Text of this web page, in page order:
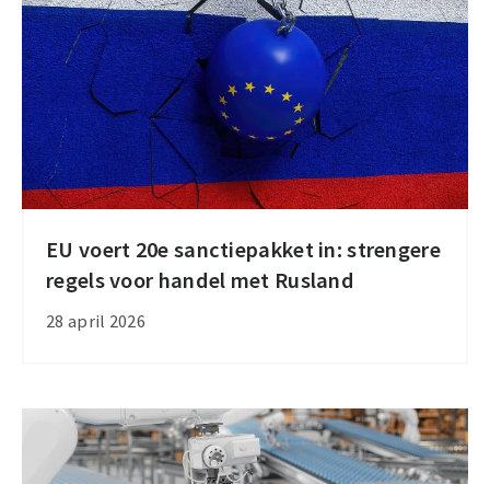
Noorwegen
nu
digitaal
beschikbaar
EU voert 20e sanctiepakket in: strengere
regels voor handel met Rusland
28 april 2026
EU
voert
20e
strengere
regels
voor